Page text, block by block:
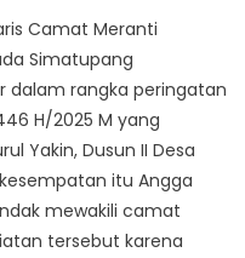
Camat Meranti
Simatupang
dalam rangka peringatan
H/2025 M yang
Yakin, Dusun II Desa
itu Angga
mewakili camat
tersebut karena